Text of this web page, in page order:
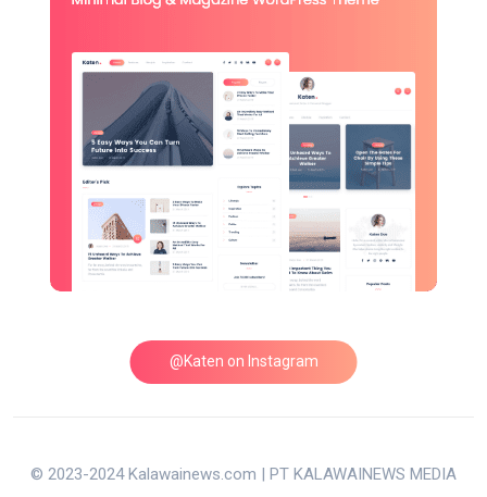
@Katen on Instagram
© 2023-2024 Kalawainews.com | PT KALAWAINEWS MEDIA